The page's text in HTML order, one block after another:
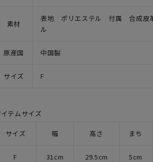
素材
表地 ポリエステル 付属 合成皮
ル
原産国 中国製
サイズ F
イテムサイズ
サイズ 幅 高さ まち
F 31cm 29.5cm 5cm